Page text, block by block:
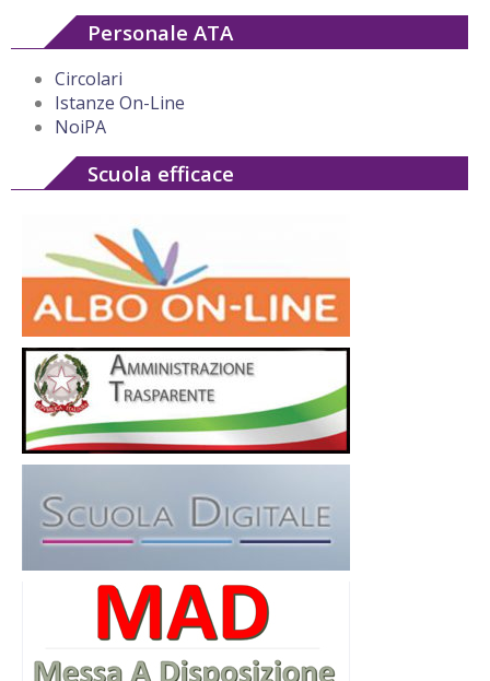
Personale ATA
Circolari
Istanze On-Line
NoiPA
Scuola efficace